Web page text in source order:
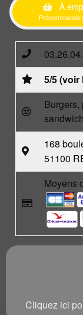
À
Précommande
5/5 (voir
Burgers,
168
51100
Moyens
Cliquez ici